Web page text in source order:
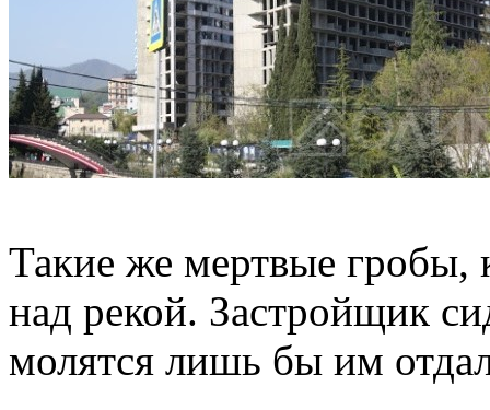
Такие же мертвые
над рекой. Застройщик
молятся лишь бы им